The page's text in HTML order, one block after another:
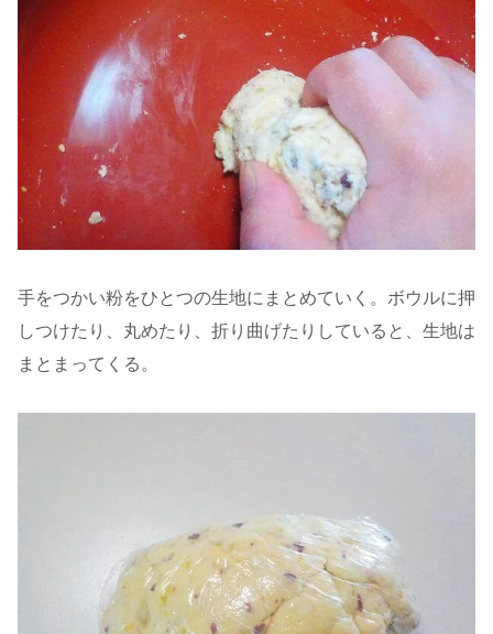
手をつかい粉をひとつの生地にまとめていく。ボウルに押
しつけたり、丸めたり、折り曲げたりしていると、生地は
まとまってくる。